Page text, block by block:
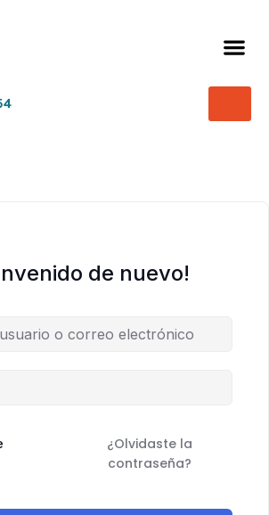
de nuevo!
¿Olvidaste la
contraseña?